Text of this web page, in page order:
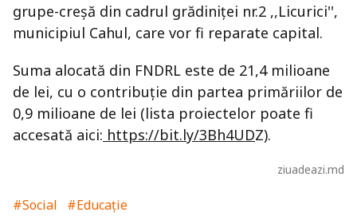
grupe-creșă din cadrul grădiniței nr.2 ,,Licurici'',
municipiul Cahul, care vor fi reparate capital.
Suma alocată din FNDRL este de 21,4 milioane
de lei, cu o contribuție din partea primăriilor de
0,9 milioane de lei (lista proiectelor poate fi
accesată aici: https://bit.ly/3Bh4UDZ).
ziuadeazi.md
#Social
#Educație